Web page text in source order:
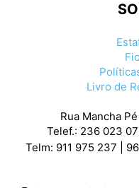
Livro de
Rua Mancha
Telef.: 236 023
Telm: 911 975 237 |